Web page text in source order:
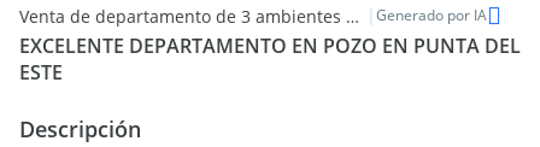
Venta de departamento de 3 ambientes en zona premium de Maldonado | Generado por IA
EXCELENTE DEPARTAMENTO EN POZO EN PUNTA DEL
ESTE
Descripción